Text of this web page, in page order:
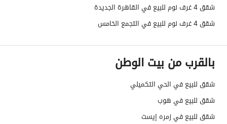
شقق 4 غرف نوم للبيع في القاهرة الجديدة
شقق 4 غرف نوم للبيع في التجمع الخامس
بالقرب من بيت الوطن
شقق للبيع في الحي التكميلي
شقق للبيع في هوب
شقق للبيع في زمره إيست